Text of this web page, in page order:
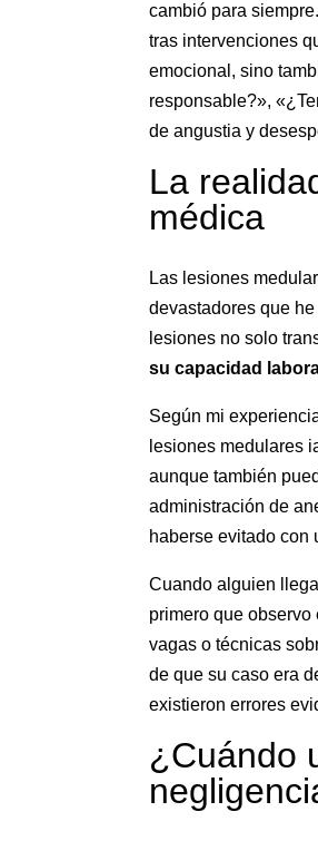
cambió para
tras intervenciones
emocional, sino
responsable?»,
de angustia y
La
médica
Las lesiones
devastadores que
lesiones no solo
su capacidad
Según mi
lesiones medulares
aunque también
administración de
haberse evitado con
Cuando alguien
primero que
vagas o técnicas
de que su caso era
existieron errores
¿Cuándo